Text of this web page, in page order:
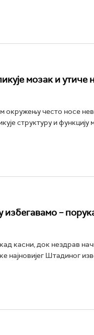
мозак и утиче
окружењу често носе
структуру и функцију
–
касни, док нездрав
најновијег Штадиног